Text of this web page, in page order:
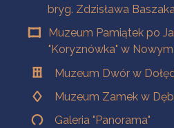
bryg. Zdzisława
Muzeum Pamiątek po
"Koryznówka" w
Muzeum Dwór w
Muzeum Zamek w
Galeria "Panorama"